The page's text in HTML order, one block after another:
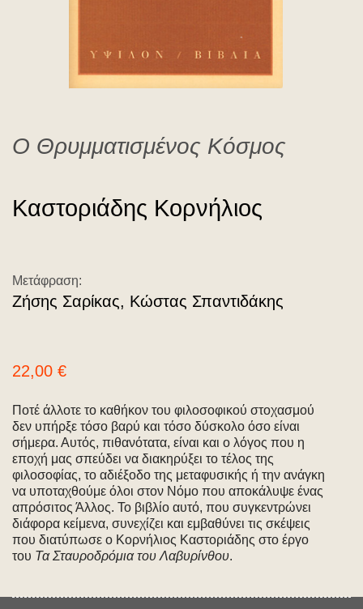
Ο Θρυμματισμένος Κόσμος
Καστοριάδης Κορνήλιος
Μετάφραση:
Ζήσης Σαρίκας, Κώστας Σπαντιδάκης
22,00 €
Ποτέ άλλοτε το καθήκον του φιλοσοφικού στοχασμού
δεν υπήρξε τόσο βαρύ και τόσο δύσκολο όσο είναι
σήμερα. Αυτός, πιθανότατα, είναι και ο λόγος που η
εποχή μας σπεύδει να διακηρύξει το τέλος της
φιλοσοφίας, το αδιέξοδο της μεταφυσικής ή την ανάγκη
να υποταχθούμε όλοι στον Νόμο που αποκάλυψε ένας
απρόσιτος Άλλος. Το βιβλίο αυτό, που συγκεντρώνει
διάφορα κείμενα, συνεχίζει και εμβαθύνει τις σκέψεις
που διατύπωσε ο Κορνήλιος Καστοριάδης στο έργο
του Τα Σταυροδρόμια του Λαβυρίνθου.